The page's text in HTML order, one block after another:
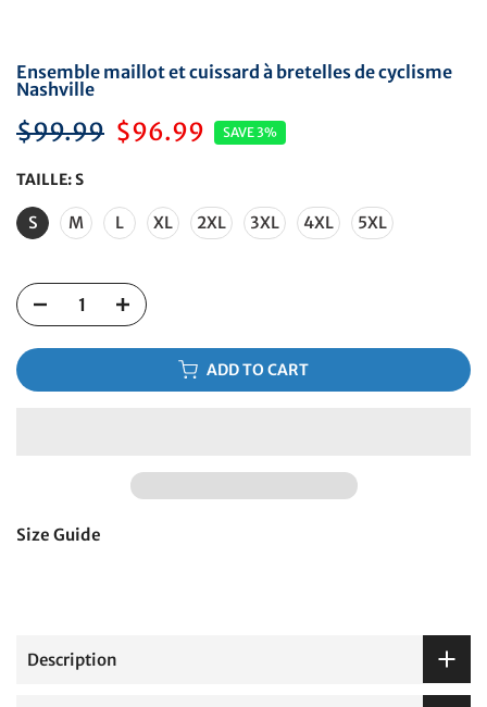
Ensemble maillot et cuissard à bretelles de cyclisme
Nashville
$99.99 $96.99 SAVE 3%
TAILLE:S
S M L XL 2XL 3XL 4XL 5XL
ADD TO CART
Size Guide
Description